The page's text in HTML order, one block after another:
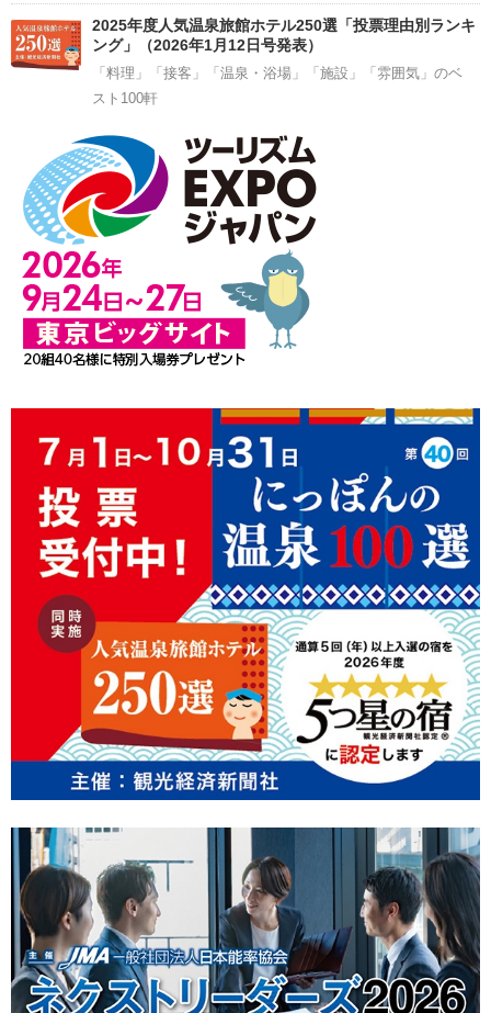
2025年度人気温泉旅館ホテル250選「投票理由別ランキ
ング」（2026年1月12日号発表）
「料理」「接客」「温泉・浴場」「施設」「雰囲気」のベ
スト100軒